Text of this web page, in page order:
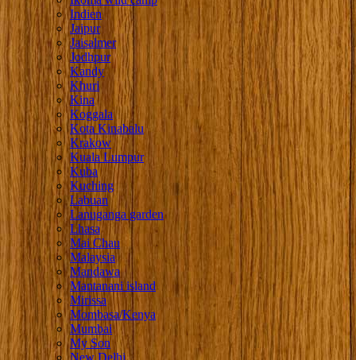
Indien
Jaipur
Jaisalmer
Jodhpur
Kandy
Khuri
Kina
Koggala
Kota Kinabalu
Krakow
Kuala Lumpur
Kuba
Kuching
Labuan
Lanuganga garden
Lhasa
Mai Chau
Malaysia
Mandawa
Mantanani island
Mirissa
Mombasa/Kenya
Mumbai
My Son